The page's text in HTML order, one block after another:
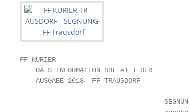
FF KURIER
    DA S INFORMATION SBL AT T DER
AUSGABE 2018  FF TRAUSDORF